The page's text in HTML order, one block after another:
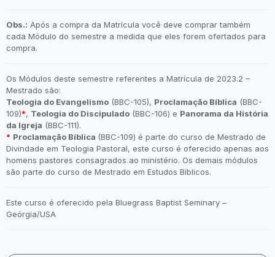
Obs.: Após a compra da Matrícula você deve comprar também
cada Módulo do semestre a medida que eles forem ofertados para
compra.
Os Módulos deste semestre referentes a Matrícula de 2023.2 –
Mestrado são:
Teologia do Evangelismo (BBC-105), Proclamação Bíblica (BBC-
109)*, Teologia do Discipulado (BBC-106) e Panorama da História
da Igreja (BBC-111).
* Proclamação Bíblica (BBC-109) é parte do curso de Mestrado de
Divindade em Teologia Pastoral, este curso é oferecido apenas aos
homens pastores consagrados ao ministério. Os demais módulos
são parte do curso de Mestrado em Estudos Bíblicos.
Este curso é oferecido pela Bluegrass Baptist Seminary –
Geórgia/USA